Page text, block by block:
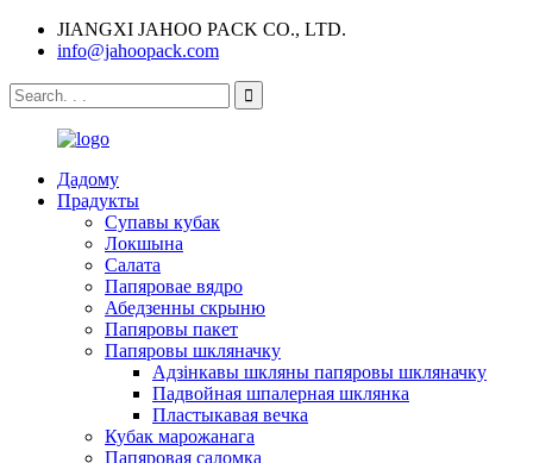
JIANGXI JAHOO PACK CO., LTD.
info@jahoopack.com
Дадому
Прадукты
Супавы кубак
Локшына
Салата
Папяровае вядро
Абедзенны скрыню
Папяровы пакет
Папяровы шкляначку
Адзінкавы шкляны папяровы шкляначку
Падвойная шпалерная шклянка
Пластыкавая вечка
Кубак марожанага
Папяровая саломка